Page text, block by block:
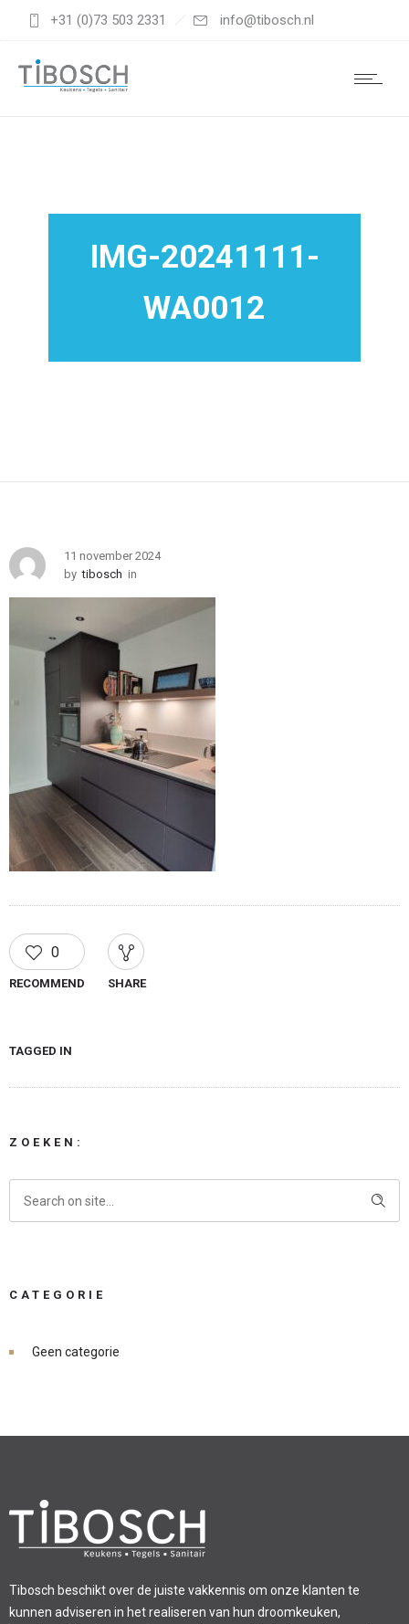
+31 (0)73 503 2331 info@tibosch.nl
IMG-20241111-
WA0012
11 november 2024
by tibosch in
0
RECOMMEND SHARE
TAGGED IN
ZOEKEN:
CATEGORIE
Geen categorie
Tibosch beschikt over de juiste vakkennis om onze klanten te
kunnen adviseren in het realiseren van hun droomkeuken,